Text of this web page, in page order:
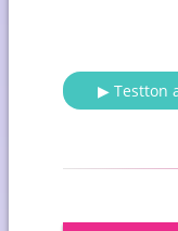
▶ Testton